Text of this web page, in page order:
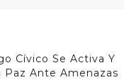
Cívico Se Activa Y
Paz Ante Amenazas